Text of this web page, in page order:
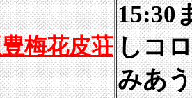
梅花皮荘
15:30
しコ
みあ